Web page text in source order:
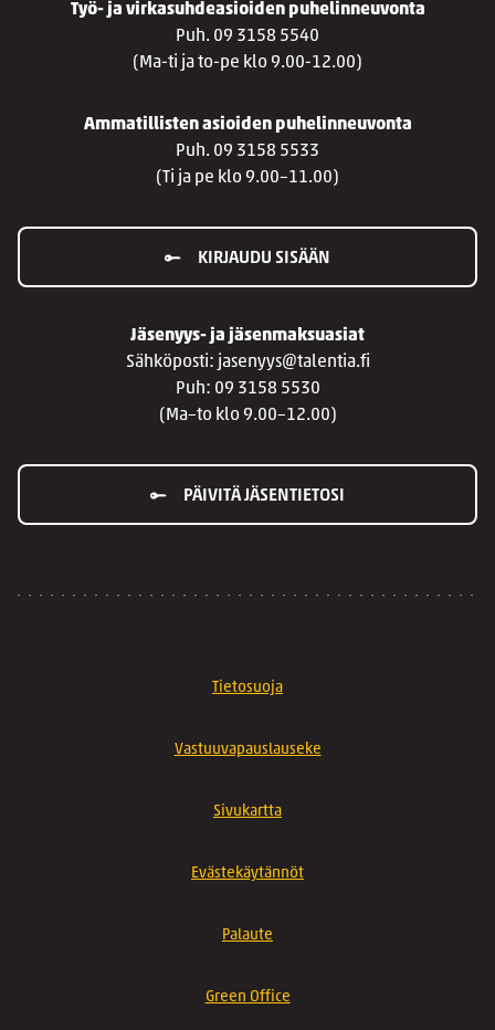
Työ- ja virkasuhdeasioiden puhelinneuvonta
Puh. 09 3158 5540
(Ma-ti ja to-pe klo 9.00-12.00)
Ammatillisten asioiden puhelinneuvonta
Puh. 09 3158 5533
(Ti ja pe klo 9.00–11.00)
KIRJAUDU SISÄÄN
Jäsenyys- ja jäsenmaksuasiat
Sähköposti: jasenyys@talentia.fi
Puh: 09 3158 5530
(Ma–to klo 9.00–12.00)
PÄIVITÄ JÄSENTIETOSI
Tietosuoja
Vastuuvapauslauseke
Sivukartta
Evästekäytännöt
Palaute
Green Office